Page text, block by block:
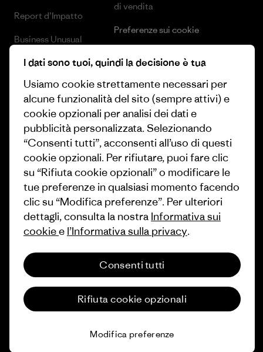
Report d’Impatto
Business Unusual
Obiettivi climatici
1% For The Planet
Come finanziamo
Buoni regalo
Trova un negozio
di vendita
Preferenze sui cookie
Industry program
Programma di affiliazione
Patagonia Italia Mappa del sito
© 2026 Patagonia, Inc. All Rights Reserved.
I dati sono tuoi, quindi la decisione è tua
Usiamo cookie strettamente necessari per
alcune funzionalità del sito (sempre attivi) e
cookie opzionali per analisi dei dati e
pubblicità personalizzata. Selezionando
“Consenti tutti”, acconsenti all’uso di questi
cookie opzionali. Per rifiutare, puoi fare clic
su “Rifiuta cookie opzionali” o modificare le
tue preferenze in qualsiasi momento facendo
clic su “Modifica preferenze”. Per ulteriori
dettagli, consulta la nostra Informativa sui
cookiee l’Informativa sulla privacy.
Consenti tutti
Rifiuta cookie opzionali
Modifica preferenze